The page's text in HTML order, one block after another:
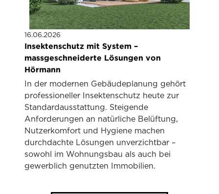
16.06.2026
Insektenschutz mit System –
massgeschneiderte Lösungen von
Hörmann
In der modernen Gebäudeplanung gehört
professioneller Insektenschutz heute zur
Standardausstattung. Steigende
Anforderungen an natürliche Belüftung,
Nutzerkomfort und Hygiene machen
durchdachte Lösungen unverzichtbar –
sowohl im Wohnungsbau als auch bei
gewerblich genutzten Immobilien.